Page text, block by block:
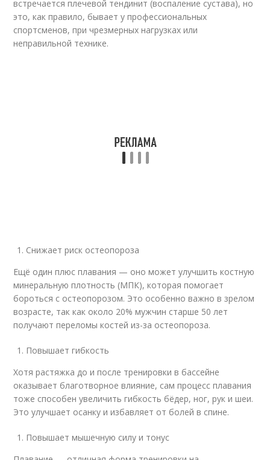
встречается плечевой тендинит (воспаление сустава), но
это, как правило, бывает у профессиональных
спортсменов, при чрезмерных нагрузках или
неправильной технике.
Снижает риск остеопороза
Ещё один плюс плавания — оно может улучшить костную
минеральную плотность (МПК), которая помогает
бороться с остеопорозом. Это особенно важно в зрелом
возрасте, так как около 20% мужчин старше 50 лет
получают переломы костей из-за остеопороза.
Повышает гибкость
Хотя растяжка до и после тренировки в бассейне
оказывает благотворное влияние, сам процесс плавания
тоже способен увеличить гибкость бёдер, ног, рук и шеи.
Это улучшает осанку и избавляет от болей в спине.
Повышает мышечную силу и тонус